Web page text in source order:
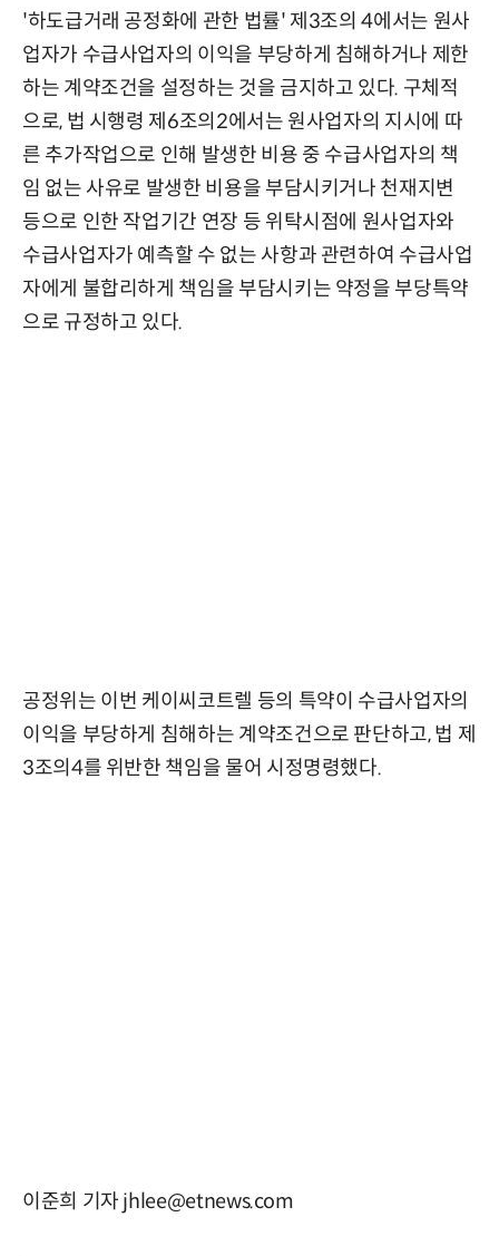
'하도급거래 공정화에 관한 법률' 제3조의 4에서는 원사
업자가 수급사업자의 이익을 부당하게 침해하거나 제한
하는 계약조건을 설정하는 것을 금지하고 있다. 구체적
으로, 법 시행령 제6조의2에서는 원사업자의 지시에 따
른 추가작업으로 인해 발생한 비용 중 수급사업자의 책
임 없는 사유로 발생한 비용을 부담시키거나 천재지변
등으로 인한 작업기간 연장 등 위탁시점에 원사업자와
수급사업자가 예측할 수 없는 사항과 관련하여 수급사업
자에게 불합리하게 책임을 부담시키는 약정을 부당특약
으로 규정하고 있다.
공정위는 이번 케이씨코트렐 등의 특약이 수급사업자의
이익을 부당하게 침해하는 계약조건으로 판단하고, 법 제
3조의4를 위반한 책임을 물어 시정명령했다.
이준희 기자 jhlee@etnews.com